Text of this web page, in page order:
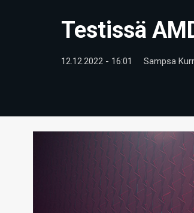
Testissä
12.12.2022 - 16:01 Sampsa